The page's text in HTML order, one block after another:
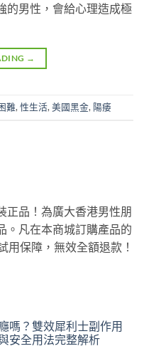
的男性，會給心理造成極
→
難, 性生活, 美國黑金, 陽痿
正品！為廣大香港男性朋
。凡在本商城訂購產品的
用保障，無效全額退款！
嗎？雙效犀利士副作用
安全用法完整解析